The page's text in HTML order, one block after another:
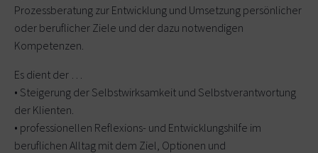
Prozessberatung zur Entwicklung und Umsetzung persönlicher
oder beruflicher Ziele und der dazu notwendigen
Kompetenzen.
Es dient der …
• Steigerung der Selbstwirksamkeit und Selbstverantwortung
der Klienten.
• professionellen Reflexions- und Entwicklungshilfe im
beruflichen Alltag mit dem Ziel, Optionen und